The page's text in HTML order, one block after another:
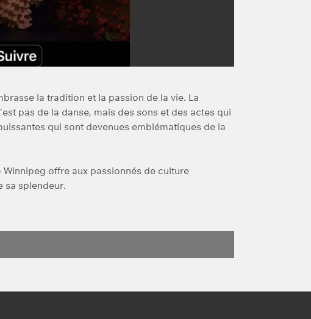
la tradition et la passion de la vie. La
pas de la danse, mais des sons et des actes qui
qui sont devenues emblématiques de la
Winnipeg offre aux passionnés de culture
sa splendeur.